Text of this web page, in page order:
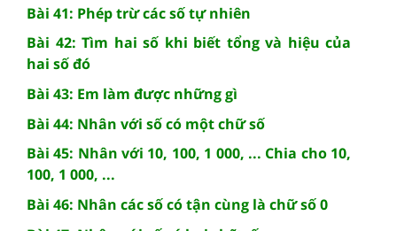
Bài 41: Phép trừ các số tự nhiên
Bài 42: Tìm hai số khi biết tổng và hiệu của
hai số đó
Bài 43: Em làm được những gì
Bài 44: Nhân với số có một chữ số
Bài 45: Nhân với 10, 100, 1 000, ... Chia cho 10,
100, 1 000, ...
Bài 46: Nhân các số có tận cùng là chữ số 0